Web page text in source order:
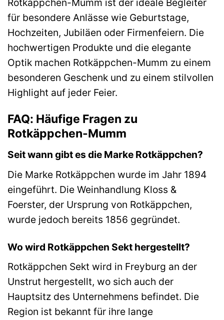
für besondere Anlässe wie Geburtstage,
Hochzeiten, Jubiläen oder Firmenfeiern. Die
hochwertigen Produkte und die elegante
Optik machen Rotkäppchen-Mumm zu einem
besonderen Geschenk und zu einem stilvollen
Highlight auf jeder Feier.
FAQ: Häufige Fragen zu
Rotkäppchen-Mumm
Seit wann gibt es die Marke Rotkäppchen?
Die Marke Rotkäppchen wurde im Jahr 1894
eingeführt. Die Weinhandlung Kloss &
Foerster, der Ursprung von Rotkäppchen,
wurde jedoch bereits 1856 gegründet.
Wo wird Rotkäppchen Sekt hergestellt?
Rotkäppchen Sekt wird in Freyburg an der
Unstrut hergestellt, wo sich auch der
Hauptsitz des Unternehmens befindet. Die
Region ist bekannt für ihre lange